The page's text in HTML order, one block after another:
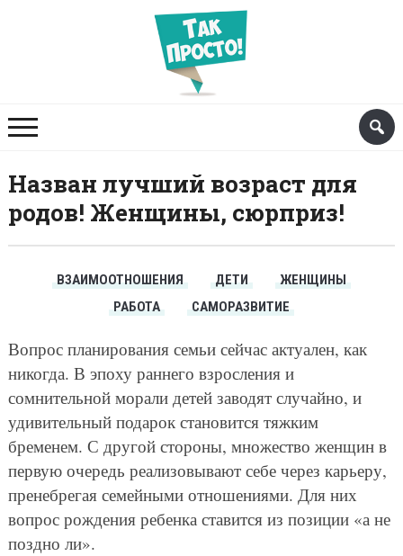
Назван лучший возраст для
родов! Женщины, сюрприз!
ВЗАИМООТНОШЕНИЯ ДЕТИ
ЖЕНЩИНЫ
РАБОТА
САМОРАЗВИТИЕ
Вопрос планирования семьи сейчас актуален, как
никогда. В эпоху раннего взросления и
сомнительной морали детей заводят случайно, и
удивительный подарок становится тяжким
бременем. С другой стороны, множество женщин в
первую очередь реализовывают себе через карьеру,
пренебрегая семейными отношениями. Для них
вопрос рождения ребенка ставится из позиции «а не
поздно ли».